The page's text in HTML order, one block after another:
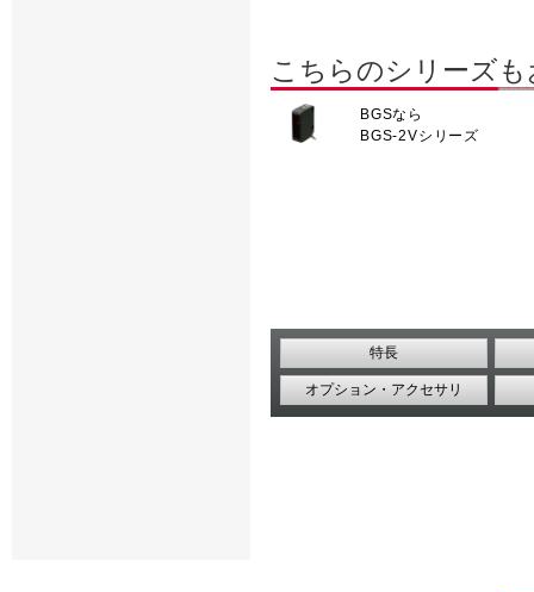
こちらのシリーズ
BGSなら
BGS-2Vシリーズ
特長
オプション・アクセサリ